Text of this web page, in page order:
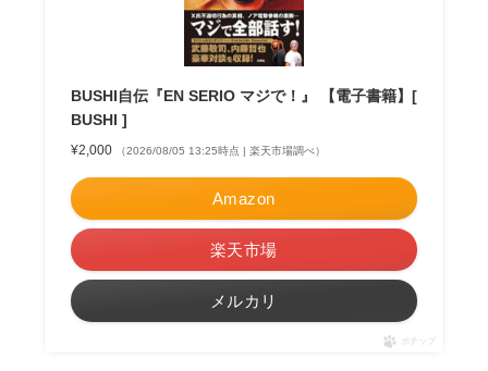
BUSHI自伝『EN SERIO マジで！』 【電子書籍】[
BUSHI ]
¥2,000 （2026/08/05 13:25時点 | 楽天市場調べ）
Amazon
楽天市場
メルカリ
ポチップ